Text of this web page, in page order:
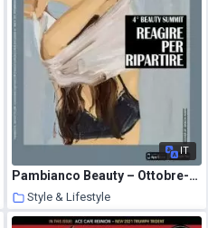
IT
Pambianco Beauty – Ottobre-Novembre 2020
Style & Lifestyle
17 December 2020